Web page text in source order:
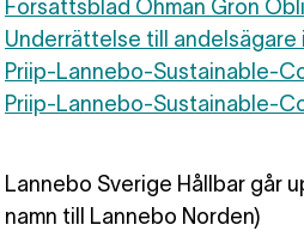
Försättsblad Öhman Grön
Underrättelse till
Priip-Lannebo-Sustainable-
Priip-Lannebo-Sustainable-
Lannebo Sverige Hållbar går
namn till Lannebo Norden)